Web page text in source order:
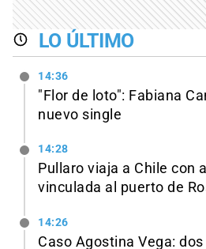
LO ÚLTIMO
14:36
"Flor de loto": Fabiana
nuevo single
14:28
Pullaro viaja a Chile con
vinculada al puerto de
14:26
Caso Agostina Vega: